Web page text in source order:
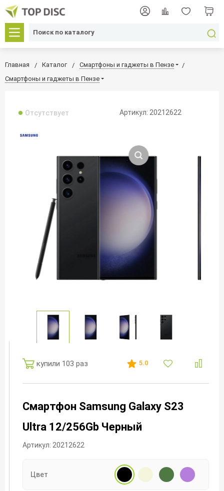
Главная Каталог
Смартфоны и гаджеты в Пензе
Смартфоны и гаджеты в Пензе
Отсутствует Артикул: 20212622
купили 103 раз 5.0
Смартфон Samsung Galaxy S23
Ultra 12/256Gb Черный
Артикул: 20212622
Цвет